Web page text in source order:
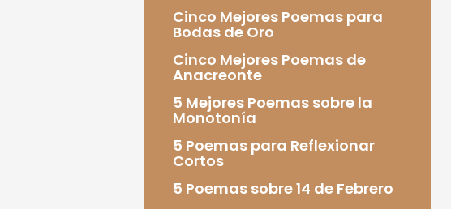
Cinco Mejores Poemas para
Bodas de Oro
Cinco Mejores Poemas de
Anacreonte
5 Mejores Poemas sobre la
Monotonía
5 Poemas para Reflexionar
Cortos
5 Poemas sobre 14 de Febrero